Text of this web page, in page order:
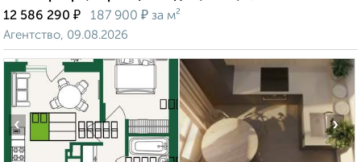
12 586 290 ₽ 187 900 ₽ за м²
Агентство, 09.08.2026
‹ ›